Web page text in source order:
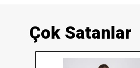
Çok Satanlar